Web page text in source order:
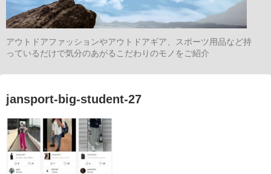
アウトドアファッションやアウトドアギア、スポーツ用品など持
っているだけで気分のあがるこだわりのモノをご紹介
jansport-big-student-27